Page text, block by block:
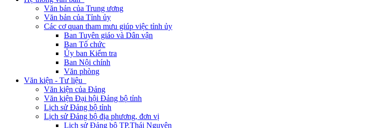
Văn bản của Trung ương
Văn bản của Tỉnh ủy
Các cơ quan tham mưu giúp việc tỉnh ủy
Ban Tuyên giáo và Dân vận
Ban Tổ chức
Ủy ban Kiểm tra
Ban Nội chính
Văn phòng
Văn kiện - Tư liệu
Văn kiện của Đảng
Văn kiện Đại hội Đảng bộ tỉnh
Lịch sử Đảng bộ tỉnh
Lịch sử Đảng bộ địa phương, đơn vị
Lịch sử Đảng bộ TP.Thái Nguyên